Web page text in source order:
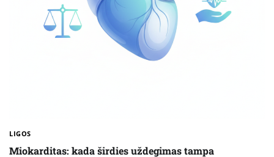
LIGOS
Miokarditas: kada širdies uždegimas tampa